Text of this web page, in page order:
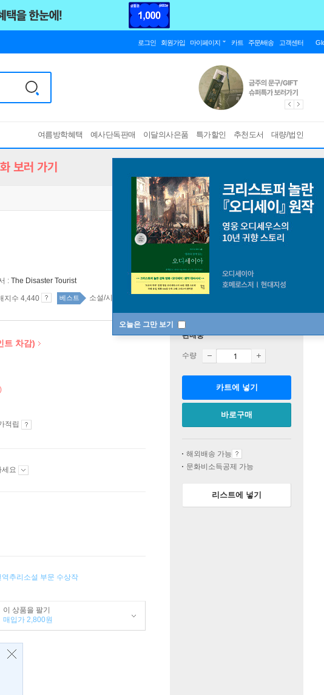
로그인 회원가입 마이페이지 카트 주문/배송 고객센터
여름방학혜택 예사단독판매 이달의사은품 특가할인 추천도서 대량/법인
오늘은 그만 보기
보러 가기
: The Disaster Tourist
지수 4,440 베스트 소설/시/희곡 top100 17주
트 차감)
적립
세요
추리소설 부문 수상작
이 상품을 팔기
매입가 2,800원
판매중
수량
카트에 넣기
바로구매
해외배송 가능
문화비소득공제 가능
리스트에 넣기